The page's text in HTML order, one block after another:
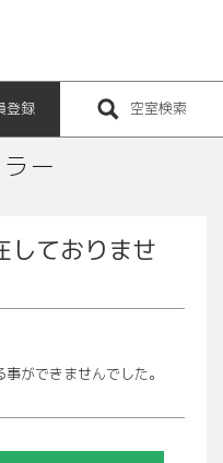
登録 空室検索
ー
しておりませ
ができませんでした。